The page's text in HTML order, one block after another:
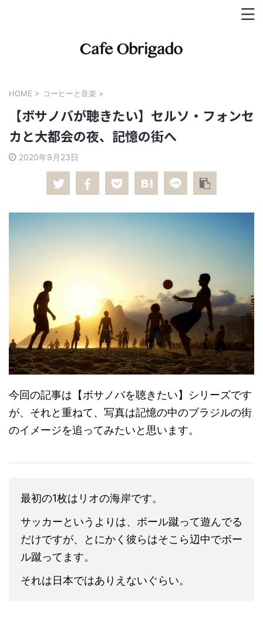
HOME > コーヒーと音楽 >
【ボサノバが聴きたい】セルソ・フォンセ
カと大都会の夜、記憶の街へ
2020年9月23日
今回の記事は【ボサノバを聴きたい】シリーズです
が、それと重ねて、写真は記憶の中のブラジルの街
のイメージを追ってみたいと思います。
最初の1枚はリオの海岸です。
サッカーというよりは、ボール蹴って遊んでる
だけですが、とにかく彼らはそこら辺中でボー
ル蹴ってます。
それは日本ではありえないぐらい。